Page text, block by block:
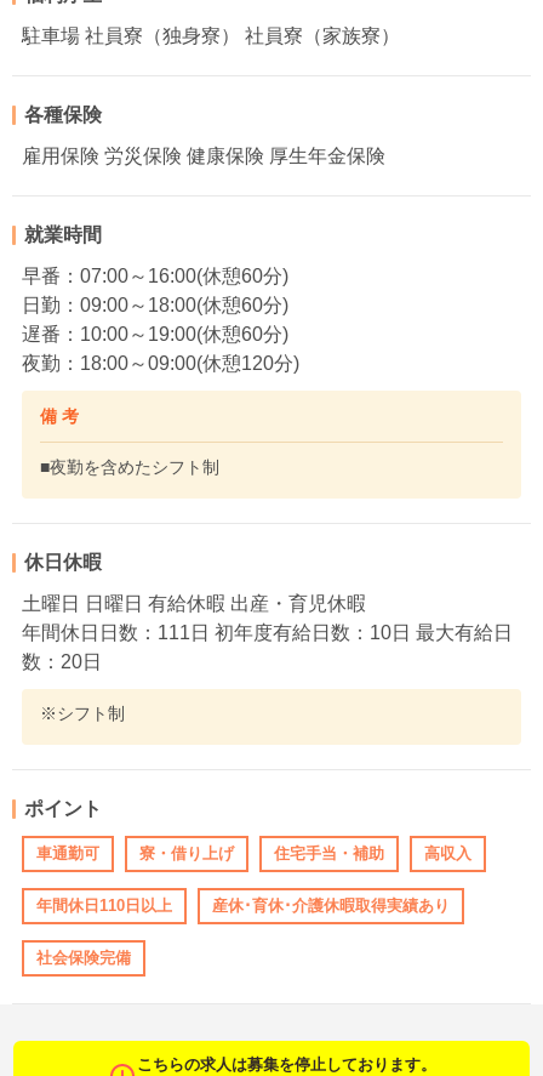
駐車場 社員寮（独身寮） 社員寮（家族寮）
各種保険
雇用保険 労災保険 健康保険 厚生年金保険
就業時間
早番：07:00～16:00(休憩60分)
日勤：09:00～18:00(休憩60分)
遅番：10:00～19:00(休憩60分)
夜勤：18:00～09:00(休憩120分)
備 考
■夜勤を含めたシフト制
休日休暇
土曜日 日曜日 有給休暇 出産・育児休暇
年間休日日数：111日 初年度有給日数：10日 最大有給日
数：20日
※シフト制
ポイント
車通勤可 寮・借り上げ 住宅手当・補助 高収入
年間休日110日以上 産休･育休･介護休暇取得実績あり
社会保険完備
こちらの求人は募集を停止しております。